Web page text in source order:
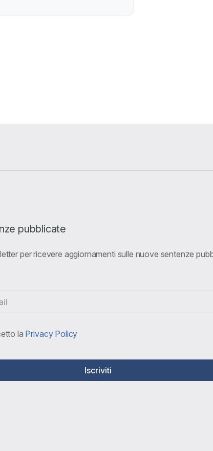
pubblicate
per ricevere aggiornamenti sulle nuove sentenze
la Privacy Policy
Iscriviti